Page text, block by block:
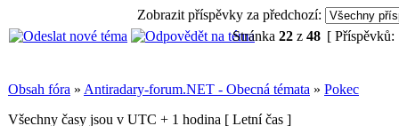
Zobrazit příspěvky za předchozí:
Stránka 22 z 48 [
Obsah fóra » Antiradary-forum.NET - Obecná témata » Pokec
Všechny časy jsou v UTC + 1 hodina [ Letní čas ]